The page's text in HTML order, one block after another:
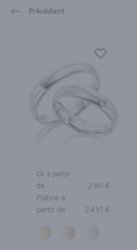
Précédent
Or à partir
de
2 161 €
Platine à
partir de
2 435 €